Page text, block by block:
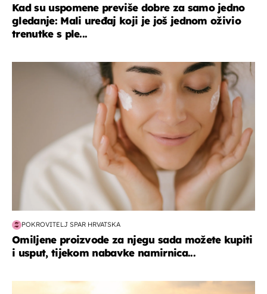
Kad su uspomene previše dobre za samo jedno
gledanje: Mali uređaj koji je još jednom oživio
trenutke s ple...
moda & ljepota
POKROVITELJ SPAR HRVATSKA
Omiljene proizvode za njegu sada možete kupiti
i usput, tijekom nabavke namirnica...